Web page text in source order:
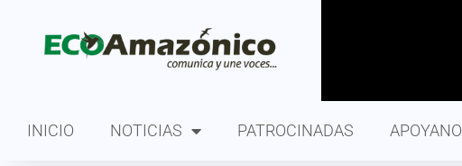
INICIO NOTICIAS PATROCINADAS